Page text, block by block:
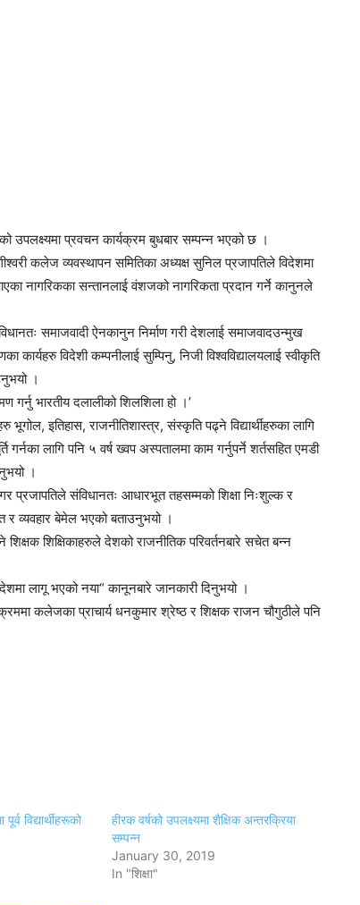
उपलक्ष्यमा प्रवचन कार्यक्रम बुधबार सम्पन्न भएको छ ।
कलेज व्यवस्थापन समितिका अध्यक्ष सुनिल प्रजापतिले विदेशमा
नागरिकका सन्तानलाई वंशजको नागरिकता प्रदान गर्ने कानुनले
समाजवादी ऐनकानुन निर्माण गरी देशलाई समाजवादउन्मुख
कार्यहरु विदेशी कम्पनीलाई सुम्पिनु, निजी विश्वविद्यालयलाई स्वीकृति
।
गर्नु भारतीय दलालीको शिलशिला हो ।’
भूगोल, इतिहास, राजनीतिशास्त्र, संस्कृति पढ्ने विद्यार्थीहरुका लागि
लागि पनि ५ वर्ष ख्वप अस्पतालमा काम गर्नुपर्ने शर्तसहित एमडी
।
प्रजापतिले संविधानतः आधारभूत तहसम्मको शिक्षा निःशुल्क र
र व्यवहार बेमेल भएको बताउनुभयो ।
शिक्षक शिक्षिकाहरुले देशको राजनीतिक परिवर्तनबारे सचेत बन्न
लागू भएको नया“ कानूनबारे जानकारी दिनुभयो ।
कलेजका प्राचार्य धनकुमार श्रेष्ठ र शिक्षक राजन चौगुठीले पनि
विद्यार्थीहरूको
हीरक वर्षको उपलक्ष्यमा शैक्षिक अन्तरक्रिया
सम्पन्न
January 30, 2019
In "शिक्षा"